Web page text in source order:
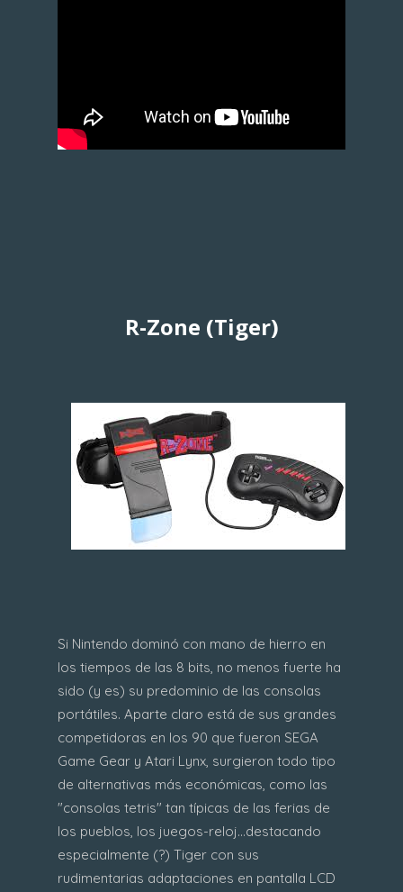
R-Zone (Tiger)
Si Nintendo dominó con mano de hierro en
los tiempos de las 8 bits, no menos fuerte ha
sido (y es) su predominio de las consolas
portátiles. Aparte claro está de sus grandes
competidoras en los 90 que fueron SEGA
Game Gear y Atari Lynx, surgieron todo tipo
de alternativas más económicas, como las
"consolas tetris" tan típicas de las ferias de
los pueblos, los juegos-reloj...destacando
especialmente (?) Tiger con sus
rudimentarias adaptaciones en pantalla LCD